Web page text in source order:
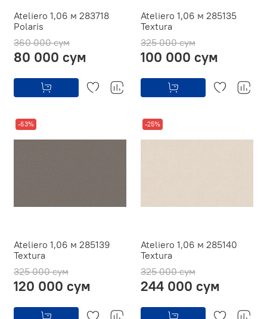
Ateliero 1,06 м 283718
Polaris
360 000 сум
80 000 сум
Ateliero 1,06 м 285135
Textura
325 000 сум
100 000 сум
-63%
Ateliero 1,06 м 285139
Textura
325 000 сум
120 000 сум
-25%
Ateliero 1,06 м 285140
Textura
325 000 сум
244 000 сум